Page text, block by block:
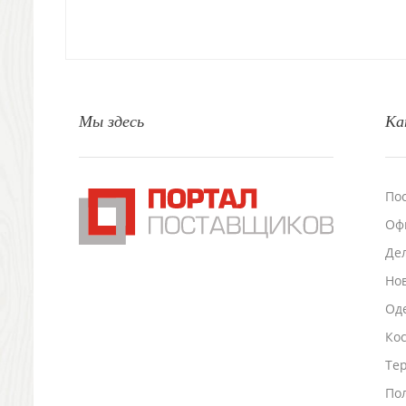
Подставки для визиток записок телефонов
Промо
Антистрессы
Мы здесь